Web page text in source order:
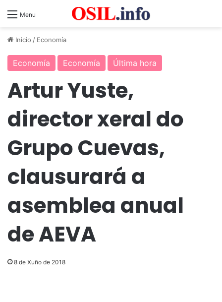
Menu
Inicio / Economía
Economía Economía Última hora
Artur Yuste,
director xeral do
Grupo Cuevas,
clausurará a
asemblea anual
de AEVA
8 de Xuño de 2018